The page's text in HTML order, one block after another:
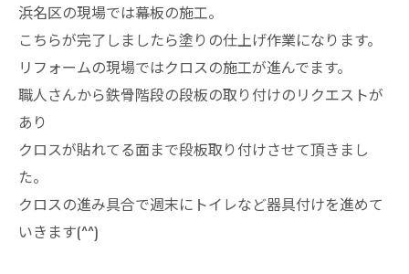
浜名区の現場では幕板の施工。
こちらが完了しましたら塗りの仕上げ作業になります。
リフォームの現場ではクロスの施工が進んでます。
職人さんから鉄骨階段の段板の取り付けのリクエストが
あり
クロスが貼れてる面まで段板取り付けさせて頂きまし
た。
クロスの進み具合で週末にトイレなど器具付けを進めて
いきます(^^)